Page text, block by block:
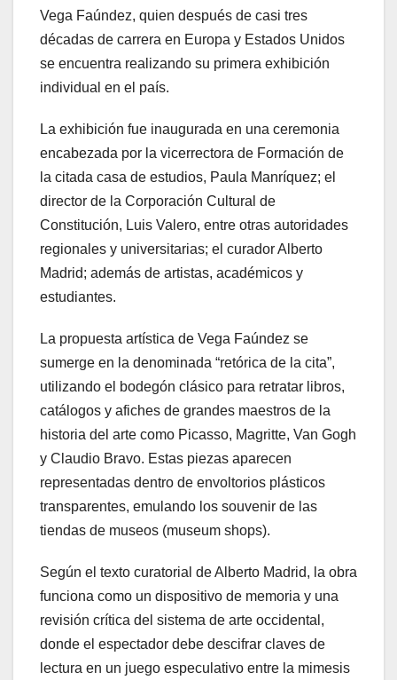
Vega Faúndez, quien después de casi tres
décadas de carrera en Europa y Estados Unidos
se encuentra realizando su primera exhibición
individual en el país.
La exhibición fue inaugurada en una ceremonia
encabezada por la vicerrectora de Formación de
la citada casa de estudios, Paula Manríquez; el
director de la Corporación Cultural de
Constitución, Luis Valero, entre otras autoridades
regionales y universitarias; el curador Alberto
Madrid; además de artistas, académicos y
estudiantes.
La propuesta artística de Vega Faúndez se
sumerge en la denominada “retórica de la cita”,
utilizando el bodegón clásico para retratar libros,
catálogos y afiches de grandes maestros de la
historia del arte como Picasso, Magritte, Van Gogh
y Claudio Bravo. Estas piezas aparecen
representadas dentro de envoltorios plásticos
transparentes, emulando los souvenir de las
tiendas de museos (museum shops).
Según el texto curatorial de Alberto Madrid, la obra
funciona como un dispositivo de memoria y una
revisión crítica del sistema de arte occidental,
donde el espectador debe descifrar claves de
lectura en un juego especulativo entre la mimesis